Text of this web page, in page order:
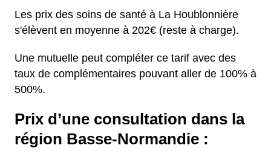
Les prix des soins de santé à La Houblonnière
s'élèvent en moyenne à 202€ (reste à charge).
Une mutuelle peut compléter ce tarif avec des
taux de complémentaires pouvant aller de 100% à
500%.
Prix d’une consultation dans la
région Basse-Normandie :